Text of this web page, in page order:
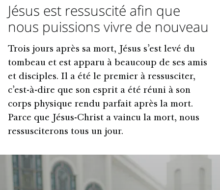
Jésus est ressuscité afin que
nous puissions vivre de nouveau
Trois jours après sa mort, Jésus s’est levé du
tombeau et est apparu à beaucoup de ses amis
et disciples. Il a été le premier à ressusciter,
c’est-à-dire que son esprit a été réuni à son
corps physique rendu parfait après la mort.
Parce que Jésus-Christ a vaincu la mort, nous
ressusciterons tous un jour.